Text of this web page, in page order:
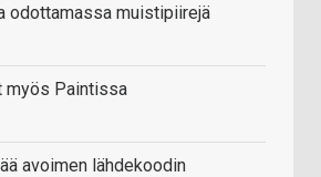
odottamassa muistipiirejä
myös Paintissa
avoimen lähdekoodin